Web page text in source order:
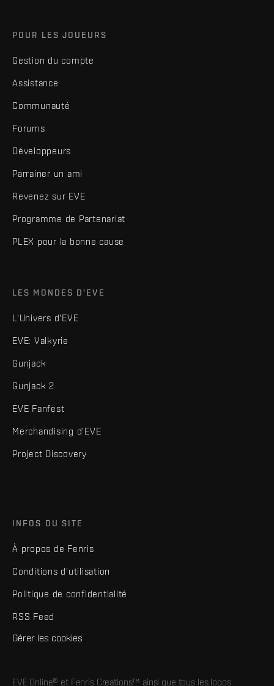
POUR LES JOUEURS
Gestion du compte
Assistance
Communauté
Forums
Développeurs
Parrainer un ami
Revenez sur EVE
Programme de Partenariat
PLEX pour la bonne cause
LES MONDES D'EVE
L'Univers d'EVE
EVE: Valkyrie
Gunjack
Gunjack 2
EVE Fanfest
Merchandising d'EVE
Project Discovery
INFOS DU SITE
À propos de Fenris
Conditions d'utilisation
Politique de confidentialité
RSS Feed
Gérer les cookies
EVE Online® et Fenris Creations™ ainsi que tous les logos